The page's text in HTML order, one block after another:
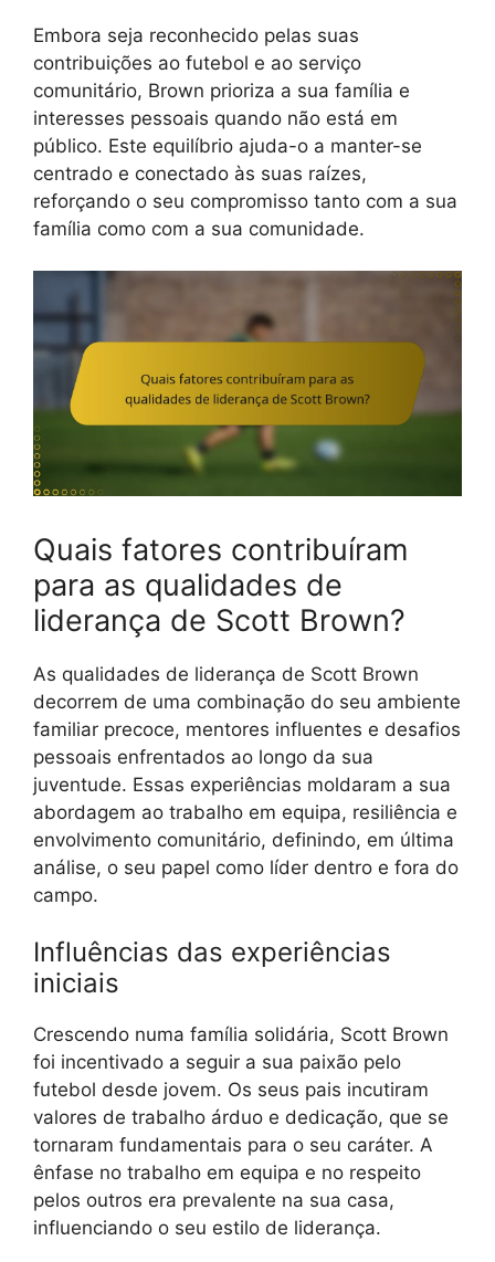
Embora seja reconhecido pelas suas
contribuições ao futebol e ao serviço
comunitário, Brown prioriza a sua família e
interesses pessoais quando não está em
público. Este equilíbrio ajuda-o a manter-se
centrado e conectado às suas raízes,
reforçando o seu compromisso tanto com a sua
família como com a sua comunidade.
Quais fatores contribuíram
para as qualidades de
liderança de Scott Brown?
As qualidades de liderança de Scott Brown
decorrem de uma combinação do seu ambiente
familiar precoce, mentores influentes e desafios
pessoais enfrentados ao longo da sua
juventude. Essas experiências moldaram a sua
abordagem ao trabalho em equipa, resiliência e
envolvimento comunitário, definindo, em última
análise, o seu papel como líder dentro e fora do
campo.
Influências das experiências
iniciais
Crescendo numa família solidária, Scott Brown
foi incentivado a seguir a sua paixão pelo
futebol desde jovem. Os seus pais incutiram
valores de trabalho árduo e dedicação, que se
tornaram fundamentais para o seu caráter. A
ênfase no trabalho em equipa e no respeito
pelos outros era prevalente na sua casa,
influenciando o seu estilo de liderança.